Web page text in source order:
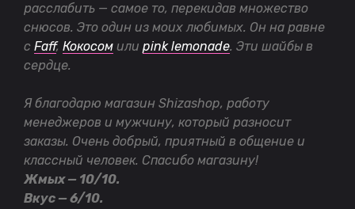
расслабить — самое то, перекидав множество
снюсов. Это один из моих любимых. Он на равне
с Faff, Кокосом или pink lemonade. Эти шайбы в
сердце.
Я благодарю магазин Shizashop, работу
менеджеров и мужчину, который разносит
заказы. Очень добрый, приятный в общение и
классный человек. Спасибо магазину!
Жмых — 10/10.
Вкус — 6/10.